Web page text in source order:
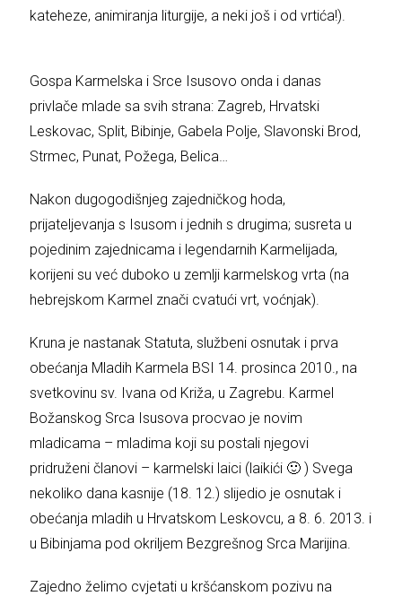
kateheze, animiranja liturgije, a neki još i od vrtića!).
Gospa Karmelska i Srce Isusovo onda i danas
privlače mlade sa svih strana: Zagreb, Hrvatski
Leskovac, Split, Bibinje, Gabela Polje, Slavonski Brod,
Strmec, Punat, Požega, Belica…
Nakon dugogodišnjeg zajedničkog hoda,
prijateljevanja s Isusom i jednih s drugima; susreta u
pojedinim zajednicama i legendarnih Karmelijada,
korijeni su već duboko u zemlji karmelskog vrta (na
hebrejskom Karmel znači cvatući vrt, voćnjak).
Kruna je nastanak Statuta, službeni osnutak i prva
obećanja Mladih Karmela BSI 14. prosinca 2010., na
svetkovinu sv. Ivana od Križa, u Zagrebu. Karmel
Božanskog Srca Isusova procvao je novim
mladicama – mladima koji su postali njegovi
pridruženi članovi – karmelski laici (laikići 🙂 ) Svega
nekoliko dana kasnije (18. 12.) slijedio je osnutak i
obećanja mladih u Hrvatskom Leskovcu, a 8. 6. 2013. i
u Bibinjama pod okriljem Bezgrešnog Srca Marijina.
Zajedno želimo cvjetati u kršćanskom pozivu na